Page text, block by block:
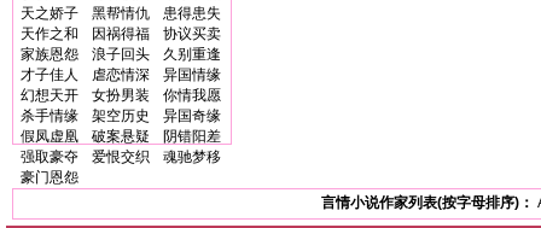
天之娇子
黑帮情仇
患得患失
天作之和
因祸得福
协议买卖
家族恩怨
浪子回头
久别重逢
才子佳人
虐恋情深
异国情缘
幻想天开
女扮男装
你情我愿
杀手情缘
架空历史
异国奇缘
假凤虚凰
破案悬疑
阴错阳差
强取豪夺
爱恨交织
魂驰梦移
豪门恩怨
言情小说作家列表(按字母排序)：